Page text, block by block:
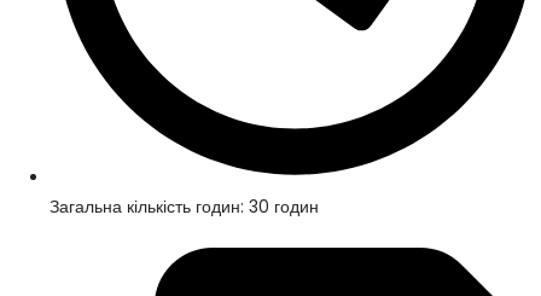
Загальна кількість годин: 30 годин